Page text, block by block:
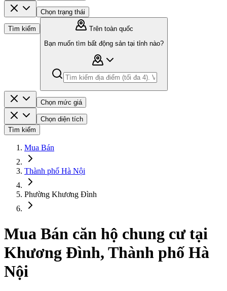
Chọn trạng thái
Tìm kiếm
Trên toàn quốc
Bạn muốn tìm bất động sản tại tỉnh nào?
Chọn mức giá
Chọn diện tích
Tìm kiếm
Mua Bán
Thành phố Hà Nội
Phường Khương Đình
Mua Bán căn hộ chung cư tại
Khương Đình, Thành phố Hà
Nội